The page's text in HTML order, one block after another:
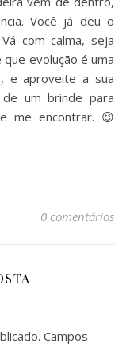
Você já deu o
com calma, seja
evolução é uma
e aproveite a sua
um brinde para
me encontrar. 😉
0 comentários
Campos